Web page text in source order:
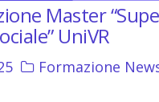
Master
UniVR
Formazione